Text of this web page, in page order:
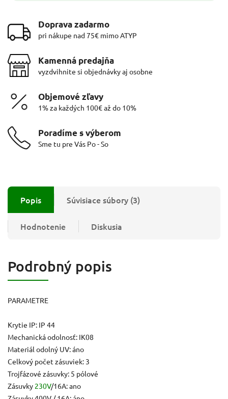
Doprava zadarmo
pri nákupe nad 75€ mimo ATYP
Kamenná predajňa
vyzdvihnite si objednávky aj osobne
Objemové zľavy
1% za každých 100€ až do 10%
Poradíme s výberom
Sme tu pre Vás Po - So
Popis Súvisiace súbory (3)
Hodnotenie Diskusia
Podrobný popis
PARAMETRE
Krytie IP: IP 44
Mechanická odolnosť: IK08
Materiál odolný UV: áno
Celkový počet zásuviek: 3
Trojfázové zásuvky: 5 pólové
Zásuvky 230V/16A: ano